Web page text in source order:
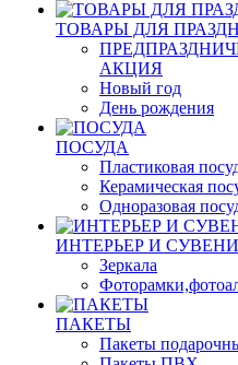
ТОВАРЫ ДЛЯ
АКЦИЯ
Новый год
День рождения
ПОСУДА
Пластиковая
Керамическая
Одноразовая
ИНТЕРЬЕР И
Зеркала
ПАКЕТЫ
Пакеты